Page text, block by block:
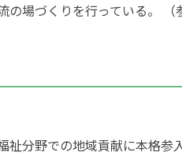
場づくりを行っている。 （
祉分野での地域貢献に本格参